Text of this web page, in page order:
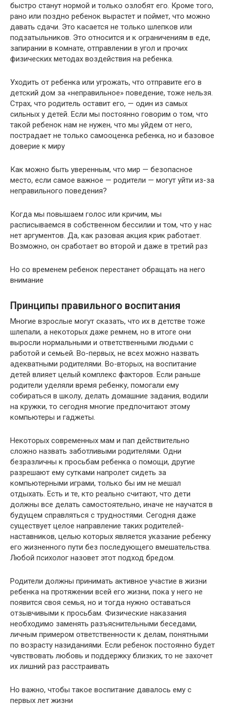
быстро станут нормой и только озлобят его. Кроме того,
рано или поздно ребенок вырастет и поймет, что можно
давать сдачи. Это касается не только шлепков или
подзатыльников. Это относится и к ограничениям в еде,
запирании в комнате, отправлении в угол и прочих
физических методах воздействия на ребенка.
Уходить от ребенка или угрожать, что отправите его в
детский дом за «неправильное» поведение, тоже нельзя.
Страх, что родитель оставит его, — один из самых
сильных у детей. Если мы постоянно говорим о том, что
такой ребенок нам не нужен, что мы уйдем от него,
пострадает не только самооценка ребенка, но и базовое
доверие к миру
Как можно быть уверенным, что мир — безопасное
место, если самое важное — родители — могут уйти из-за
неправильного поведения?
Когда мы повышаем голос или кричим, мы
расписываемся в собственном бессилии и том, что у нас
нет аргументов. Да, как разовая акция крик работает.
Возможно, он сработает во второй и даже в третий раз
Но со временем ребенок перестанет обращать на него
внимание
Принципы правильного воспитания
Многие взрослые могут сказать, что их в детстве тоже
шлепали, а некоторых даже ремнем, но в итоге они
выросли нормальными и ответственными людьми с
работой и семьей. Во-первых, не всех можно назвать
адекватными родителями. Во-вторых, на воспитание
детей влияет целый комплекс факторов. Если раньше
родители уделяли время ребенку, помогали ему
собираться в школу, делать домашние задания, водили
на кружки, то сегодня многие предпочитают этому
компьютеры и гаджеты.
Некоторых современных мам и пап действительно
сложно назвать заботливыми родителями. Одни
безразличны к просьбам ребенка о помощи, другие
разрешают ему сутками напролет сидеть за
компьютерными играми, только бы им не мешал
отдыхать. Есть и те, кто реально считают, что дети
должны все делать самостоятельно, иначе не научатся в
будущем справляться с трудностями. Сегодня даже
существует целое направление таких родителей-
наставников, целью которых является указание ребенку
его жизненного пути без последующего вмешательства.
Любой психолог назовет этот подход бредом.
Родители должны принимать активное участие в жизни
ребенка на протяжении всей его жизни, пока у него не
появится своя семья, но и тогда нужно оставаться
отзывчивыми к просьбам. Физические наказания
необходимо заменять разъяснительными беседами,
личным примером ответственности к делам, понятными
по возрасту назиданиями. Если ребенок постоянно будет
чувствовать любовь и поддержку близких, то не захочет
их лишний раз расстраивать
Но важно, чтобы такое воспитание давалось ему с
первых лет жизни